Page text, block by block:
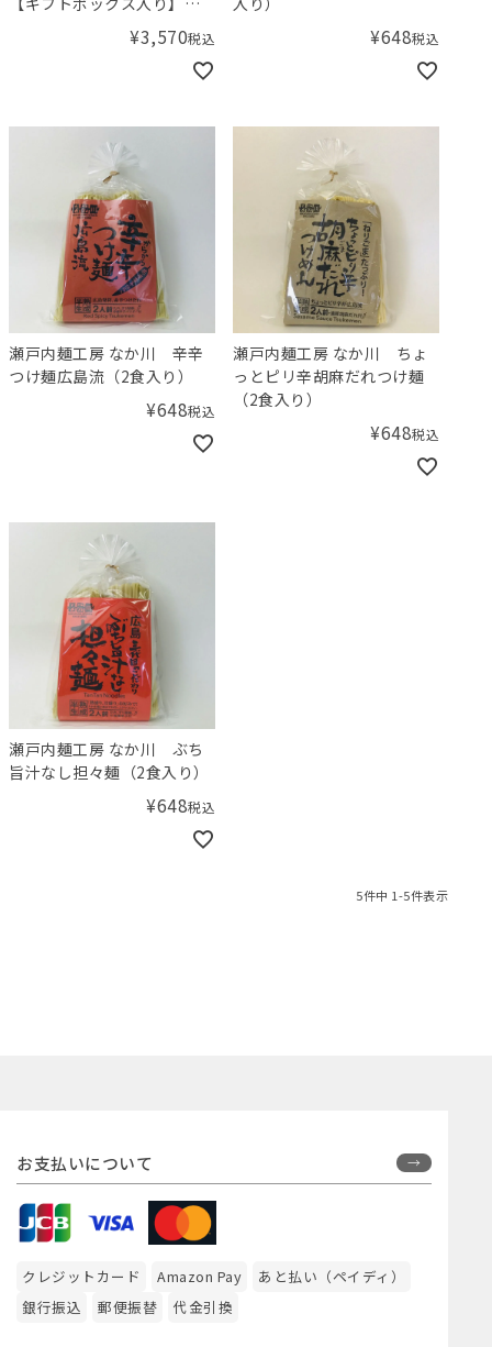
Amingオリジナルセット
¥3,570税込 ¥648税込
瀬戸内麺工房 なか川 辛辛
つけ麺広島流（2食入り）
¥648税込
瀬戸内麺工房 なか川 ちょ
っとピリ辛胡麻だれつけ麺
（2食入り）
¥648税込
瀬戸内麺工房 なか川 ぶち
旨汁なし担々麺（2食入り）
¥648税込
5件中 1-5件表示
お支払いについて
クレジットカード Amazon Pay
あと払い（ペイディ）
銀行振込
郵便振替 代金引換